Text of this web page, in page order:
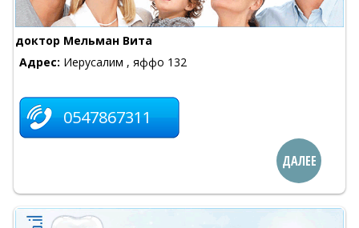
доктор Мельман Вита
Адрес: Иерусалим , яффо 132
0547867311
ДАЛЕЕ